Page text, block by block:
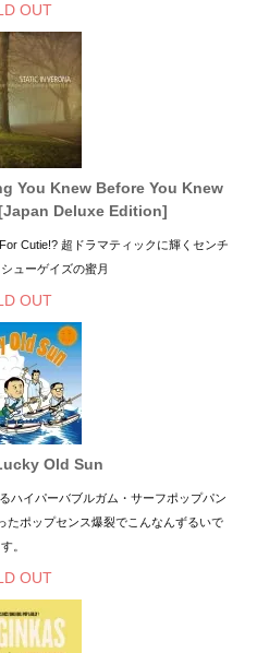
OUT
You Knew Before You Knew
Deluxe Edition]
Cutie!? 超ドラマティックに輝くセンチ
ューゲイズの蜜月
OUT
Old Sun
ハイパーバブルガム・サーフポップパン
たポップセンス爆裂でこんなんずるいで
す。
OUT